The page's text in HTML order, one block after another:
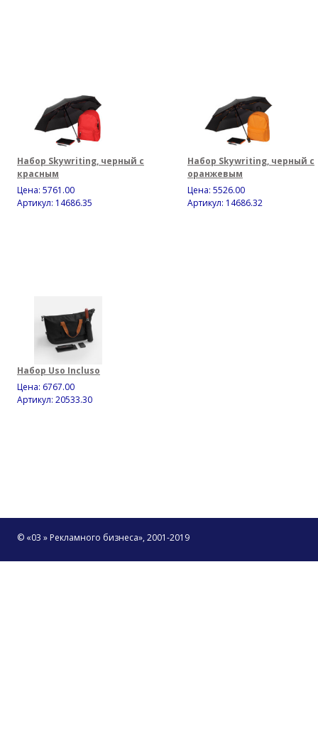
Набор Skywriting, черный с
красным
Цена: 5761.00
Артикул: 14686.35
Набор Skywriting, черный с
оранжевым
Цена: 5526.00
Артикул: 14686.32
Набор Uso Incluso
Цена: 6767.00
Артикул: 20533.30
© «03 » Рекламного бизнеса», 2001-2019